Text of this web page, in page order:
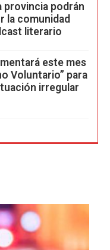
provincia podrán
la comunidad
literario
este mes
Voluntario” para
irregular